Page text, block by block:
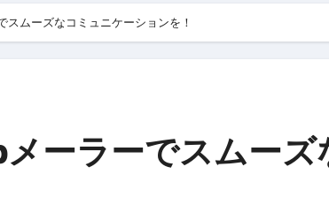
と実践方法を解説します【健康】
で2ヶ月で10kg減量した、私の痩せる9つの習慣 |
憶・名言・人生哲学から読み解く生き方
危険？情報収集との関係と見分け方を解説
新観測データと前兆現象を徹底解説【2026】
ムーズなコミュニケーションを！
ーラーでスムーズ